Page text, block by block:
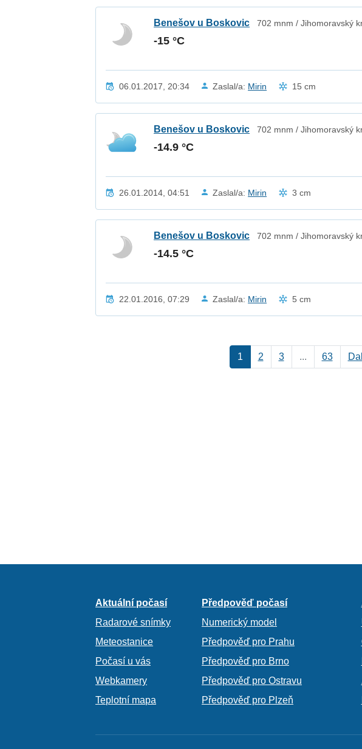
Benešov u Boskovic 702 mnm / Jihomoravský
-15 °C
06.01.2017, 20:34 Zaslal/a: Mirin 15 cm
Benešov u Boskovic 702 mnm / Jihomoravský
-14.9 °C
26.01.2014, 04:51 Zaslal/a: Mirin 3 cm
Benešov u Boskovic 702 mnm / Jihomoravský
-14.5 °C
22.01.2016, 07:29 Zaslal/a: Mirin 5 cm
1 2 3 ... 63
Aktuální počasí
Radarové snímky
Meteostanice
Počasí u vás
Webkamery
Teplotní mapa
Předpověď počasí
Numerický model
Předpověď pro Prahu
Předpověď pro Brno
Předpověď pro Ostravu
Předpověď pro Plzeň